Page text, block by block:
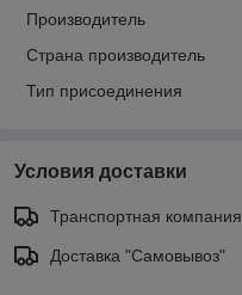
Производитель
Страна производитель
Тип присоединения
Условия доставки
Транспортная компания
Доставка "Самовывоз"